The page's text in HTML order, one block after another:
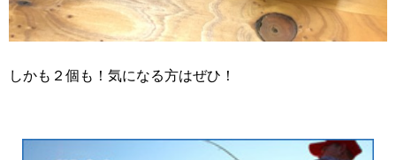
しかも２個も！気になる方はぜひ！